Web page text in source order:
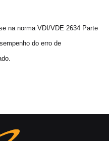
na norma VDI/VDE 2634 Parte
do erro de